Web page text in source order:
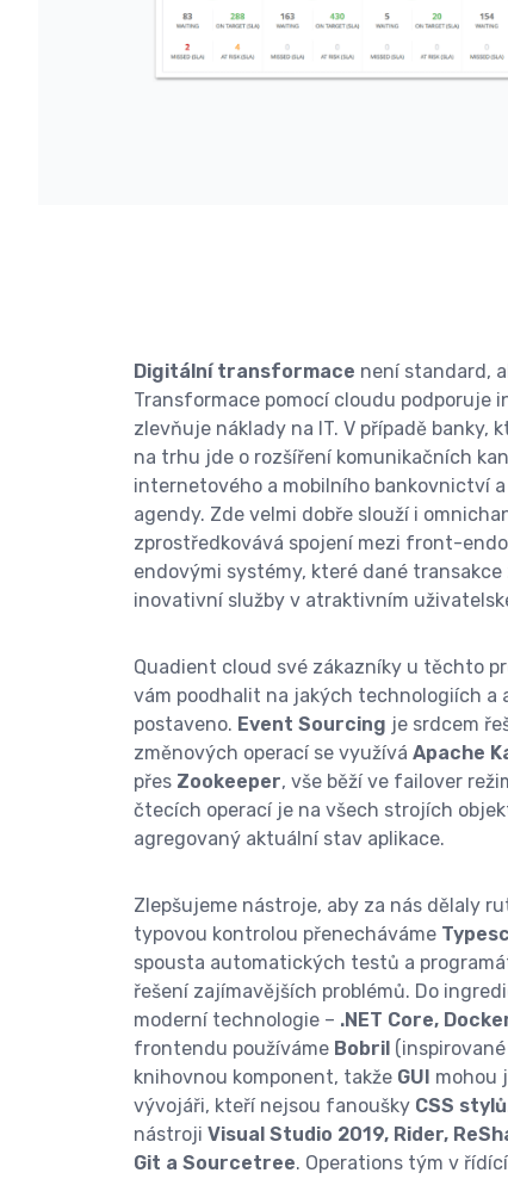
Digitální transformace není standard,
Transformace pomocí cloudu podporuje
zlevňuje náklady na IT. V případě banky,
na trhu jde o rozšíření komunikačních
internetového a mobilního bankovnictví
agendy. Zde velmi dobře slouží i
zprostředkovává spojení mezi front-
endovými systémy, které dané
inovativní služby v atraktivním
Quadient cloud své zákazníky u těchto
vám poodhalit na jakých technologiích a
postaveno. Event Sourcing je srdcem
změnových operací se využívá Apache
přes Zookeeper, vše běží ve failover
čtecích operací je na všech strojích
agregovaný aktuální stav aplikace.
Zlepšujeme nástroje, aby za nás dělaly
typovou kontrolou přenecháváme
spousta automatických testů a
řešení zajímavějších problémů. Do
moderní technologie – .NET Core,
frontendu používáme Bobril
knihovnou komponent, takže GUI mohou
vývojáři, kteří nejsou fanoušky CSS stylů
nástroji Visual Studio 2019, Rider,
Git a Sourcetree. Operations tým v